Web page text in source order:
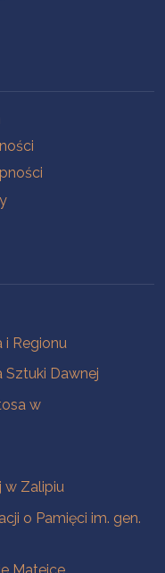
i Regionu
Sztuki Dawnej
w
w Zalipiu
o Pamięci im. gen.